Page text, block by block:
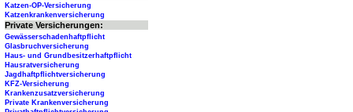
Katzen-OP-Versicherung
Katzenkrankenversicherung
Private Versicherungen:
Gewässerschadenhaftpflicht
Glasbruchversicherung
Haus- und Grundbesitzerhaftpflicht
Hausratversicherung
Jagdhaftpflichtversicherung
KFZ-Versicherung
Krankenzusatzversicherung
Private Krankenversicherung